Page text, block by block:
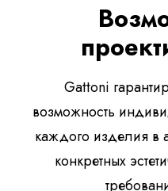
Gattoni
возможность
каждого изделия в
конкретных